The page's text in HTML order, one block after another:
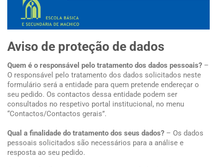
Aviso de proteção de dados
Quem é o responsável pelo tratamento dos dados pessoais? –
O responsável pelo tratamento dos dados solicitados neste
formulário será a entidade para quem pretende endereçar o
seu pedido. Os contactos dessa entidade podem ser
consultados no respetivo portal institucional, no menu
“Contactos/Contactos gerais”.
Qual a finalidade do tratamento dos seus dados? – Os dados
pessoais solicitados são necessários para a análise e
resposta ao seu pedido.